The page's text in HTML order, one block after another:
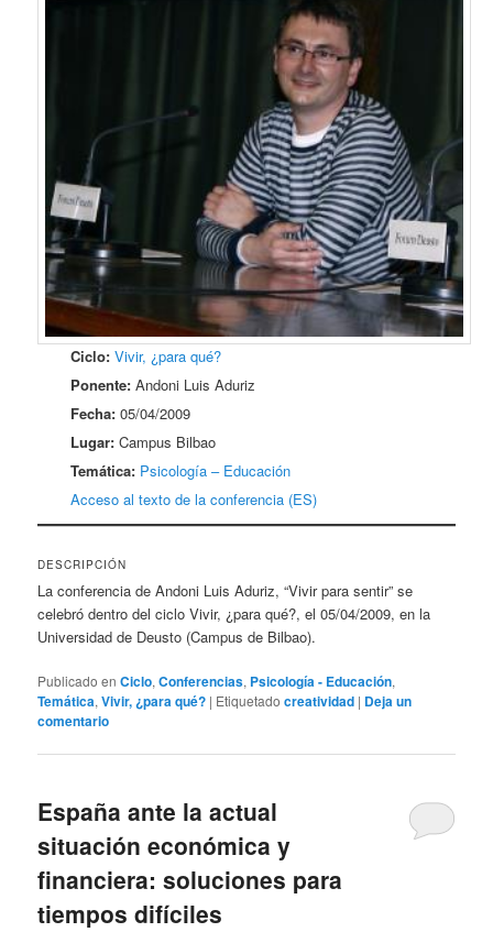
Ciclo: Vivir, ¿para qué?
Ponente: Andoni Luis Aduriz
Fecha: 05/04/2009
Lugar: Campus Bilbao
Temática: Psicología – Educación
Acceso al texto de la conferencia (ES)
DESCRIPCIÓN
La conferencia de Andoni Luis Aduriz, “Vivir para sentir” se
celebró dentro del ciclo Vivir, ¿para qué?, el 05/04/2009, en la
Universidad de Deusto (Campus de Bilbao).
Publicado en Ciclo,Conferencias, Psicología - Educación,
Temática,Vivir, ¿para qué? | Etiquetado creatividad | Deja un
comentario
España ante la actual
situación económica y
financiera: soluciones para
tiempos difíciles